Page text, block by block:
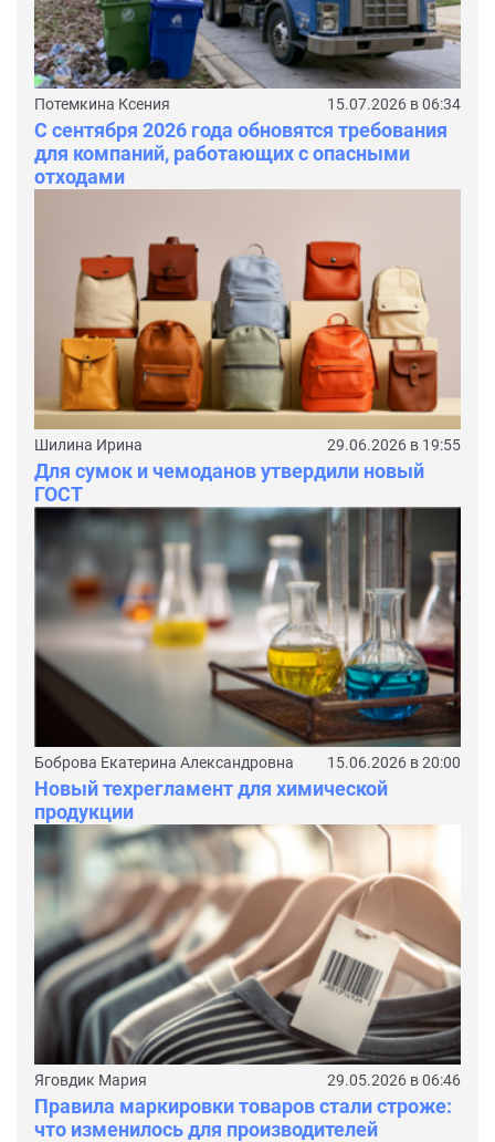
Потемкина Ксения 15.07.2026 в 06:34
С сентября 2026 года обновятся требования
для компаний, работающих с опасными
отходами
Шилина Ирина 29.06.2026 в 19:55
Для сумок и чемоданов утвердили новый
ГОСТ
Боброва Екатерина Александровна 15.06.2026 в 20:00
Новый техрегламент для химической
продукции
Яговдик Мария 29.05.2026 в 06:46
Правила маркировки товаров стали строже:
что изменилось для производителей